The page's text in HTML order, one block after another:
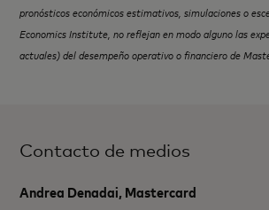
pronósticos económicos estimativos, simulaciones o
Economics Institute, no reflejan en modo alguno las
actuales) del desempeño operativo o financiero de
Contacto de medios
Andrea Denadai, Mastercard